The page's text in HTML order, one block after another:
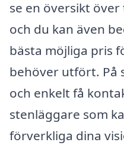
se en översikt
och du kan även
bästa möjliga pris
behöver utfört. På
och enkelt få
stenläggare som
förverkliga dina